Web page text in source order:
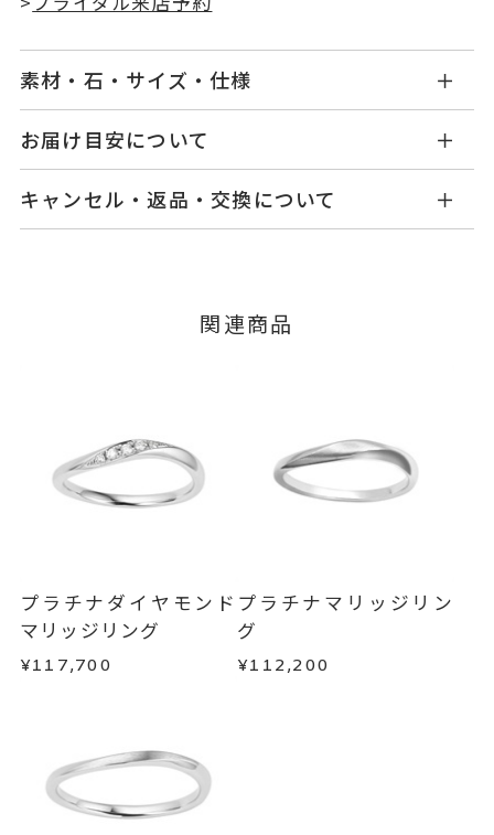
素材・石・サイズ・仕様
品番
NG1526W001XXM5
素材
Pt950
石
-
※#16からは19,800円(税込)の加
カテゴリー
結婚指輪(マリッジリング)
刻印をお入れしない場合のお届け
目安:約2ヶ月
刻印文字数
サイズ#4.5までは、5文字まで。
刻印字体
文字タイプA、文字タイプB、文字
タイプCよりお選びいただけま
お届け目安について
てご案内いたします。
詳しくはこちら
キャンセル・返品・交換について
ージの購入履歴一覧よりご注文状況をご確認いた
メンバーシップ未登録のお客さまは、お問い合
わせフォームよりご連絡ください。
以下の場合、商品の返品・交換・返金
・受注生産の商品
・お客さまのお手元で傷や汚れが発生した商品
・到着後ご連絡無く7日以上経過した商品
商品の品質には万全を期しておりますが、万が一
不良品の場合、またはご注文のお品と異なる場合
関連商品
プラチナダイヤモンド
マリッジリング
¥117,700
プラチナマリッジリン
グ
¥112,200